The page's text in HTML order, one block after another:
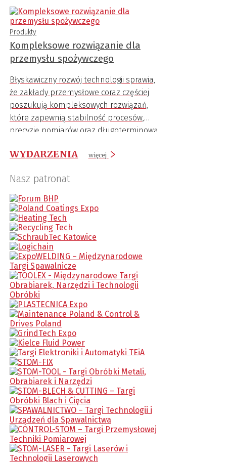
warunkach przemysłowych.
Produkty
Kompleksowe rozwiązanie dla
przemysłu spożywczego
Błyskawiczny rozwój technologii sprawia,
że zakłady przemysłowe coraz częściej
poszukują kompleksowych rozwiązań,
które zapewnią stabilność procesów,
precyzję pomiarów oraz długoterminową
WYDARZENIA więcej
Nasz patronat